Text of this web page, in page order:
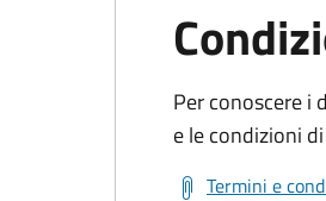
Per conoscere i
e le condizioni
Termini e